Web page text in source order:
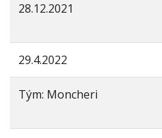
28.12.2021
29.4.2022
Tým: Moncheri